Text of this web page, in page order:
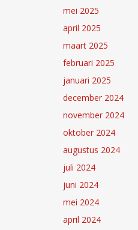
mei 2025
april 2025
maart 2025
februari 2025
januari 2025
december 2024
november 2024
oktober 2024
augustus 2024
juli 2024
juni 2024
mei 2024
april 2024